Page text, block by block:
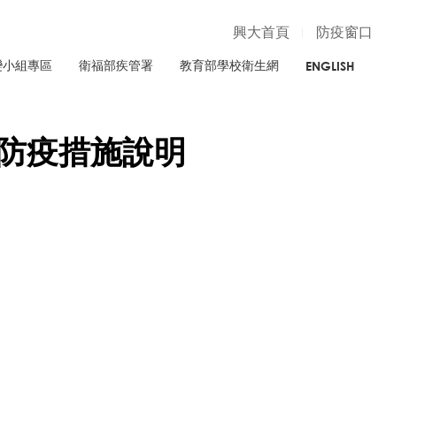
興大首頁 防疫窗口
組專區 衛福部疾管署 教育部學校衛生網 ENGLISH
疫措施說明